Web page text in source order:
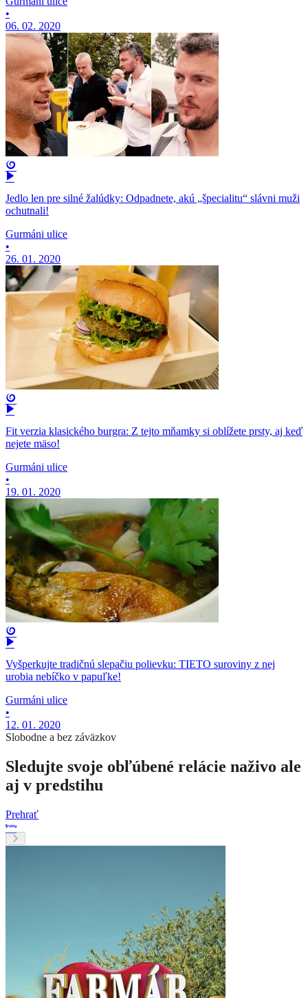
•
06. 02. 2020
Jedlo len pre silné žalúdky: Odpadnete, akú „špecialitu“ slávni muži
ochutnali!
Gurmáni ulice
•
26. 01. 2020
Fit verzia klasického burgra: Z tejto mňamky si oblížete prsty, aj keď
nejete mäso!
Gurmáni ulice
•
19. 01. 2020
Vyšperkujte tradičnú slepačiu polievku: TIETO suroviny z nej
urobia nebíčko v papuľke!
Gurmáni ulice
•
12. 01. 2020
Slobodne a bez záväzkov
Sledujte svoje obľúbené relácie naživo ale
aj v predstihu
Prehrať